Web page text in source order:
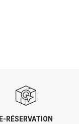
E-RÉSERVATION